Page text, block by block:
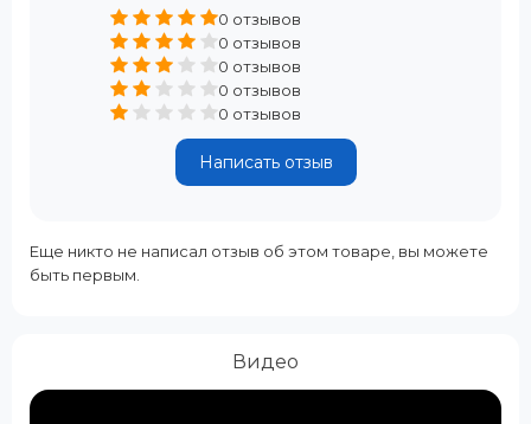
0 отзывов
0 отзывов
0 отзывов
0 отзывов
0 отзывов
Написать отзыв
Еще никто не написал отзыв об этом товаре, вы можете
быть первым.
Видео